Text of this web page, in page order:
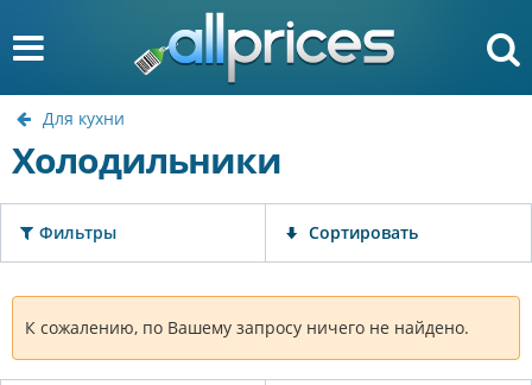
Для кухни
Холодильники
Фильтры Сортировать
К сожалению, по Вашему запросу ничего не найдено.